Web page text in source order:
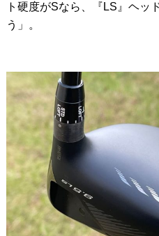
ト硬度がSなら、『LS』ヘッ
う」。